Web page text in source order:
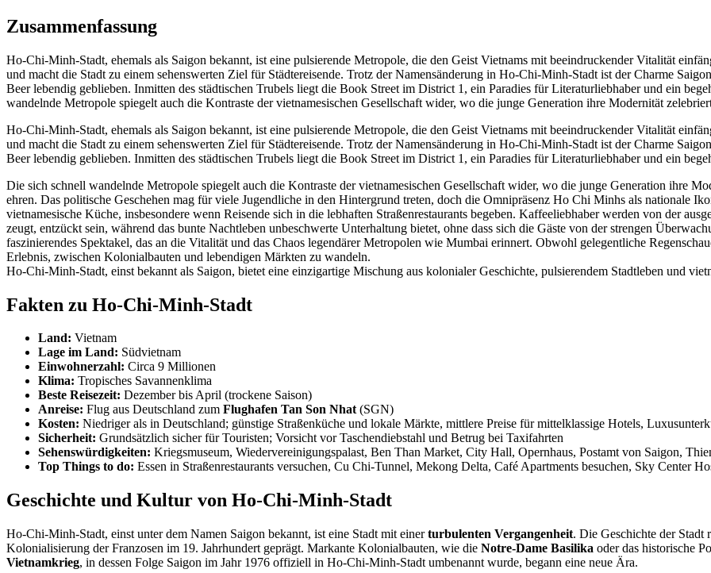
Zusammenfassung
Ho-Chi-Minh-Stadt, ehemals als Saigon bekannt, ist eine pulsierende Metropole, die den Geist Vietnams mit beeindruckender Vitalität
und macht die Stadt zu einem sehenswerten Ziel für Städtereisende. Trotz der Namensänderung in Ho-Chi-Minh-Stadt ist der Charme
Beer lebendig geblieben. Inmitten des städtischen Trubels liegt die Book Street im District 1, ein Paradies für Literaturliebhaber und ein
wandelnde Metropole spiegelt auch die Kontraste der vietnamesischen Gesellschaft wider, wo die junge Generation ihre Modernität
Ho-Chi-Minh-Stadt, ehemals als Saigon bekannt, ist eine pulsierende Metropole, die den Geist Vietnams mit beeindruckender Vitalität
und macht die Stadt zu einem sehenswerten Ziel für Städtereisende. Trotz der Namensänderung in Ho-Chi-Minh-Stadt ist der Charme
Beer lebendig geblieben. Inmitten des städtischen Trubels liegt die Book Street im District 1, ein Paradies für Literaturliebhaber und ein
Die sich schnell wandelnde Metropole spiegelt auch die Kontraste der vietnamesischen Gesellschaft wider, wo die junge Generation ihre
ehren. Das politische Geschehen mag für viele Jugendliche in den Hintergrund treten, doch die Omnipräsenz Ho Chi Minhs als nationale
vietnamesische Küche, insbesondere wenn Reisende sich in die lebhaften Straßenrestaurants begeben. Kaffeeliebhaber werden von der
zeugt, entzückt sein, während das bunte Nachtleben unbeschwerte Unterhaltung bietet, ohne dass sich die Gäste von der strengen
faszinierendes Spektakel, das an die Vitalität und das Chaos legendärer Metropolen wie Mumbai erinnert. Obwohl gelegentliche
Erlebnis, zwischen Kolonialbauten und lebendigen Märkten zu wandeln.
Ho-Chi-Minh-Stadt, einst bekannt als Saigon, bietet eine einzigartige Mischung aus kolonialer Geschichte, pulsierendem Stadtleben und
Fakten zu Ho-Chi-Minh-Stadt
Land: Vietnam
Lage im Land: Südvietnam
Einwohnerzahl: Circa 9 Millionen
Klima: Tropisches Savannenklima
Beste Reisezeit: Dezember bis April (trockene Saison)
Anreise: Flug aus Deutschland zum Flughafen Tan Son Nhat(SGN)
Kosten: Niedriger als in Deutschland; günstige Straßenküche und lokale Märkte, mittlere Preise für mittelklassige Hotels,
Sicherheit: Grundsätzlich sicher für Touristen; Vorsicht vor Taschendiebstahl und Betrug bei Taxifahrten
Sehenswürdigkeiten: Kriegsmuseum, Wiedervereinigungspalast, Ben Than Market, City Hall, Opernhaus, Postamt von Saigon,
Top Things to do: Essen in Straßenrestaurants versuchen, Cu Chi-Tunnel, Mekong Delta, Café Apartments besuchen, Sky Center
Geschichte und Kultur von Ho-Chi-Minh-Stadt
Ho-Chi-Minh-Stadt, einst unter dem Namen Saigon bekannt, ist eine Stadt mit einerturbulenten Vergangenheit. Die Geschichte der
Kolonialisierung der Franzosen im 19. Jahrhundert geprägt. Markante Kolonialbauten, wie die Notre-Dame Basilika oder das historische
Vietnamkrieg, in dessen Folge Saigon im Jahr 1976 offiziell in Ho-Chi-Minh-Stadt umbenannt wurde, begann eine neue Ära.